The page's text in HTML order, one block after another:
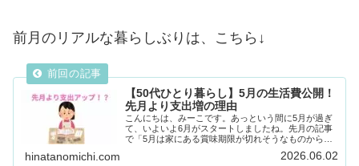
前月のリアルな暮らしぶりは、こちら↓
【50代ひとり暮らし】5月の生活費公開！
先月より支出増の理由
こんにちは、みーこです。あっという間に5月が過ぎ
て、いよいよ6月がスタートしましたね。先月の記事
で「5月は家にある賞味期限が切れそうなものから使
ストック消費は励んでいたのですが、実は5月の家
hinatanomichi.com 2026.06.02